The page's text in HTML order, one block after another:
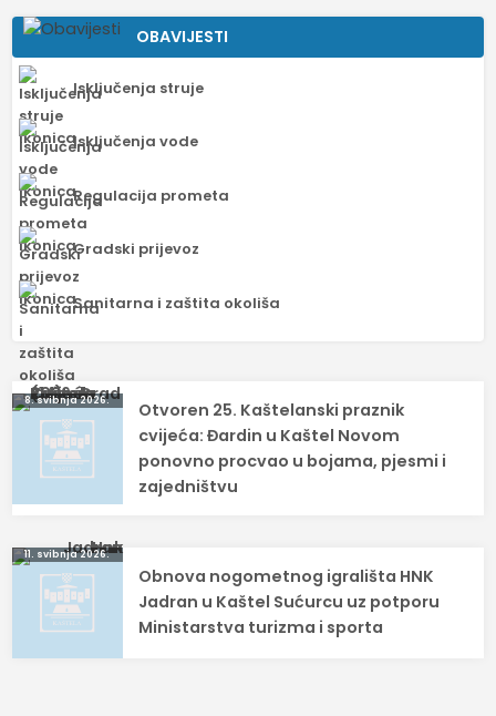
OBAVIJESTI
Isključenja struje
Isključenja vode
Regulacija prometa
Gradski prijevoz
Sanitarna i zaštita okoliša
Navigacija
objava
8. svibnja 2026.
Otvoren 25. Kaštelanski praznik
cvijeća: Đardin u Kaštel Novom
ponovno procvao u bojama, pjesmi i
zajedništvu
11. svibnja 2026.
Obnova nogometnog igrališta HNK
Jadran u Kaštel Sućurcu uz potporu
Ministarstva turizma i sporta